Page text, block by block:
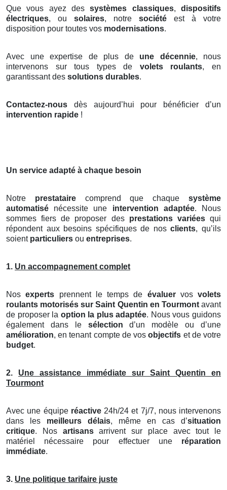
Que vous ayez dessystèmes classiques,dispositifs
électriques, ou solaires, notre société est à votre
disposition pour toutes vos modernisations.
Avec une expertise de plus de une décennie, nous
intervenons sur tous types de volets roulants, en
garantissant des solutions durables.
Contactez-nous dès aujourd’hui pour bénéficier d’un
intervention rapide !
Un service adapté à chaque besoin
Notre prestatairecomprend que chaquesystème
automatisé nécessite une intervention adaptée. Nous
sommes fiers de proposer des prestations variéesqui
répondent aux besoins spécifiques de nosclients, qu’ils
soient particuliers ou entreprises.
1. Un accompagnement complet
Nosexperts prennent le temps de évaluervos volets
roulants motorisés sur Saint Quentin en Tourmontavant
de proposer la option la plus adaptée. Nous vous guidons
également dans le sélection d’un modèle ou d’une
amélioration, en tenant compte de vosobjectifs et de votre
budget.
2. Une assistance immédiate sur Saint Quentin en
Tourmont
Avec une équipe réactive24h/24 et 7j/7, nous intervenons
dans les meilleurs délais, même en cas d’situation
critique. Nos artisansarrivent sur place avec tout le
matériel nécessaire pour effectuer une réparation
immédiate.
3. Une politique tarifaire juste